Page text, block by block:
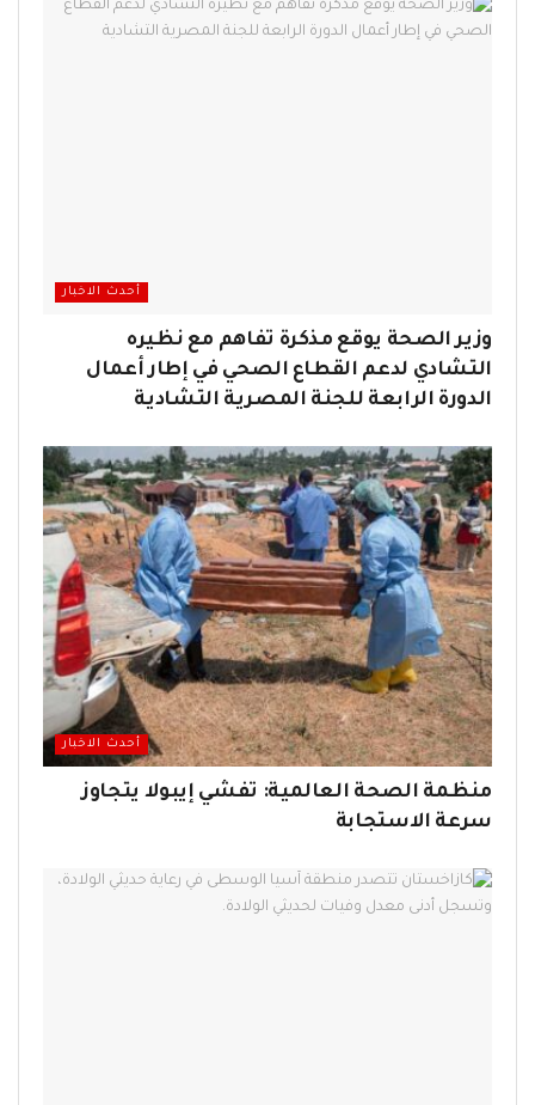
أحدث الاخبار
وزير الصحة يوقع مذكرة تفاهم مع نظيره
التشادي لدعم القطاع الصحي في إطار أعمال
الدورة الرابعة للجنة المصرية التشادية
أحدث الاخبار
منظمة الصحة العالمية: تفشي إيبولا يتجاوز
سرعة الاستجابة